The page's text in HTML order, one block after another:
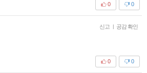
0
0
신고 | 공감 확인
0
0